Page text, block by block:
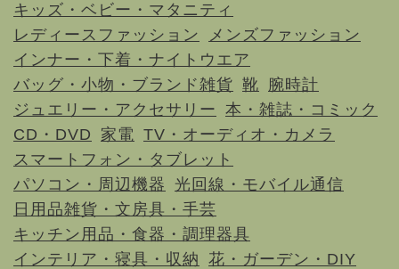
キッズ・ベビー・マタニティ
レディースファッション
メンズファッション
インナー・下着・ナイトウエア
バッグ・小物・ブランド雑貨 靴 腕時計
ジュエリー・アクセサリー 本・雑誌・コミック
CD・DVD
家電 TV・オーディオ・カメラ
スマートフォン・タブレット
パソコン・周辺機器 光回線・モバイル通信
日用品雑貨・文房具・手芸
キッチン用品・食器・調理器具
インテリア・寝具・収納 花・ガーデン・DIY